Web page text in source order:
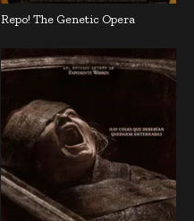
Repo! The Genetic Opera